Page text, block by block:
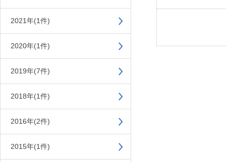
2021年(1件)
2020年(1件)
2019年(7件)
2018年(1件)
2016年(2件)
2015年(1件)